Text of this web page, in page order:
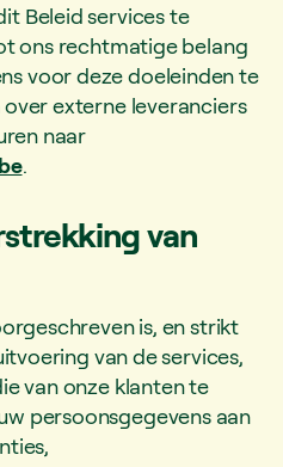
Beleid services te
ons rechtmatige belang
voor deze doeleinden te
externe leveranciers
naar
.
van
is, en strikt
van de services,
van onze klanten te
persoonsgegevens aan